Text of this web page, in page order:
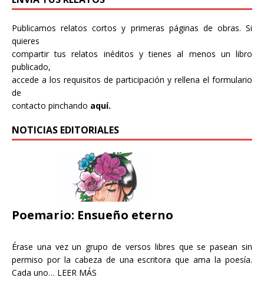
Publicamos relatos cortos y primeras páginas de obras. Si
quieres
compartir tus relatos inéditos y tienes al menos un libro
publicado,
accede a los requisitos de participación y rellena el formulario
de
contacto pinchando aquí.
NOTICIAS EDITORIALES
Poemario: Ensueño eterno
Érase una vez un grupo de versos libres que se pasean sin
permiso por la cabeza de una escritora que ama la poesía.
Cada uno… LEER MÁS